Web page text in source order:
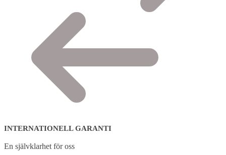
INTERNATIONELL GARANTI
En självklarhet för oss